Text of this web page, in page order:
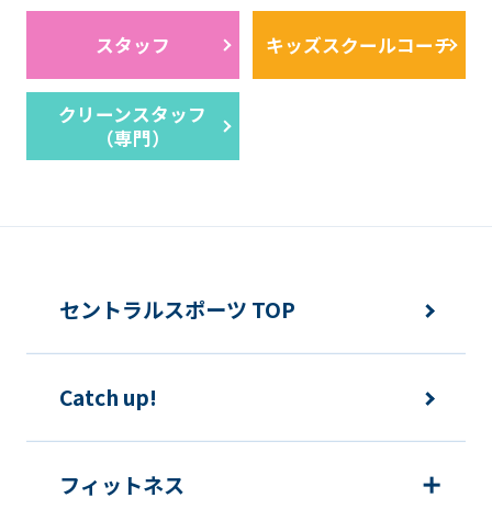
スタッフ キッズスクールコーチ
クリーンスタッフ
（専門）
セントラルスポーツ TOP
Catch up!
フィットネス